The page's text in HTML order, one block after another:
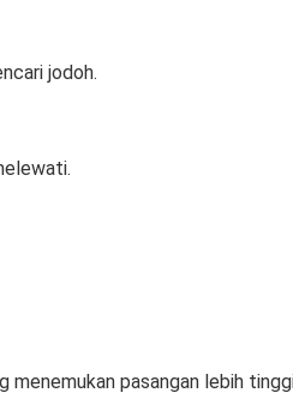
jodoh.
menemukan pasangan lebih